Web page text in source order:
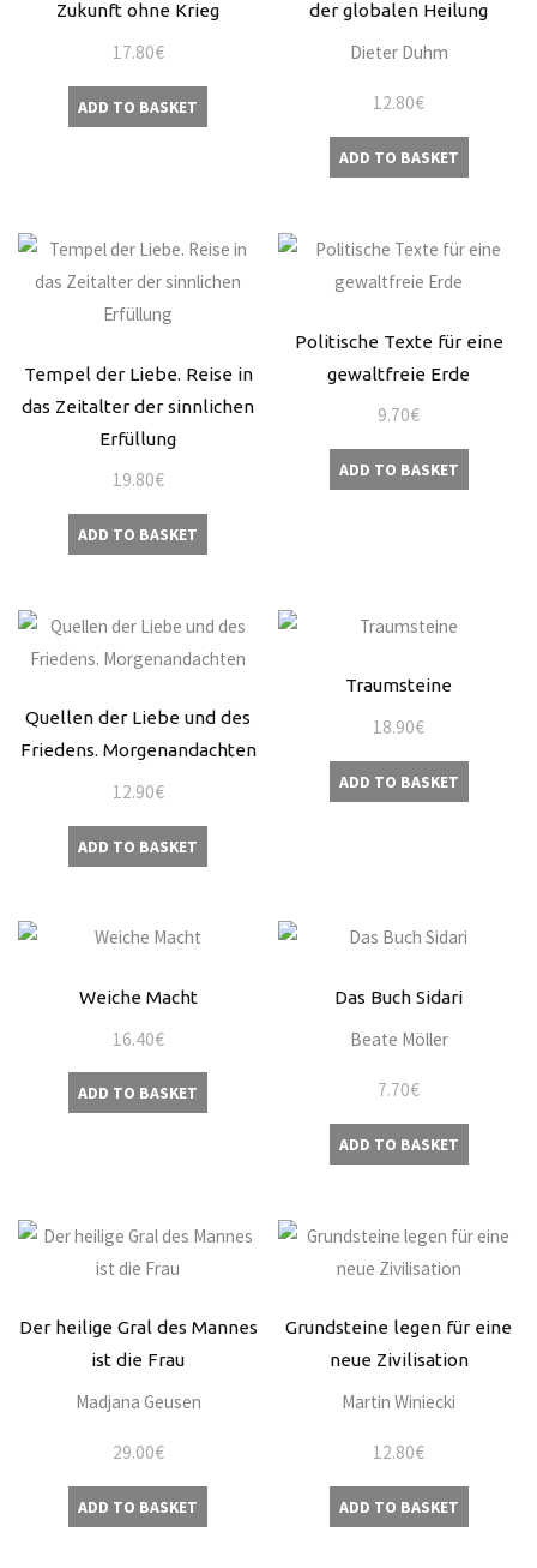
Zukunft ohne Krieg
17.80€
ADD TO BASKET
der globalen Heilung
Dieter Duhm
12.80€
ADD TO BASKET
Tempel der Liebe. Reise in
das Zeitalter der sinnlichen
Erfüllung
19.80€
ADD TO BASKET
Politische Texte für eine
gewaltfreie Erde
9.70€
ADD TO BASKET
Quellen der Liebe und des
Friedens. Morgenandachten
12.90€
ADD TO BASKET
Traumsteine
18.90€
ADD TO BASKET
Weiche Macht
16.40€
ADD TO BASKET
Das Buch Sidari
Beate Möller
7.70€
ADD TO BASKET
Der heilige Gral des Mannes
ist die Frau
Madjana Geusen
29.00€
ADD TO BASKET
Grundsteine legen für eine
neue Zivilisation
Martin Winiecki
12.80€
ADD TO BASKET